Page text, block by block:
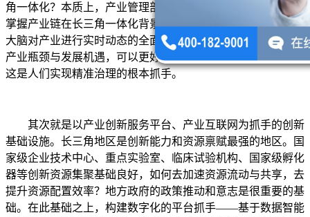
角一体化？本质上，产业管理部门的领导一定要清楚并且实时
掌握产业链在长三角一体化背景下的实时状况。人们通过产业
大脑对产业进行实时动态的全面监测，结合产业链的分析把握
产业瓶颈与发展机遇，可以更好地强链、补链、延链、建链。
这是人们实现精准治理的根本抓手。
其次就是以产业创新服务平台、产业互联网为抓手的创新
基础设施。长三角地区是创新能力和资源禀赋最强的地区。国
家级企业技术中心、重点实验室、临床试验机构、国家级孵化
器等创新资源集聚基础良好，如何去加速资源流动与共享，去
提升资源配置效率？地方政府的政策推动和意志是很重要的基
础。在此基础之上，构建数字化的平台抓手——基于数据智能